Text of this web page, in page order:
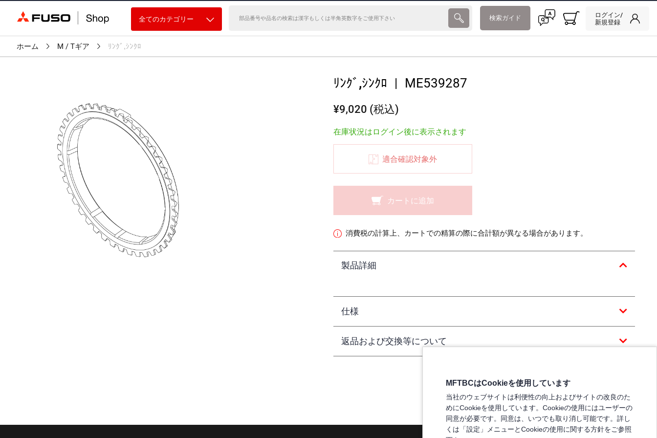
全てのカテゴリー 検索ガイド
ログイン/
新規登録
ホーム M / Tギア ﾘﾝｸﾞ,ｼﾝｸﾛ
ﾘﾝｸﾞ,ｼﾝｸﾛ | ME539287
¥9,020 (税込)
在庫状況はログイン後に表示されます
適合確認対象外
カートに追加
消費税の計算上、カートでの精算の際に合計額が異なる場合があります。
製品詳細
仕様
返品および交換等について
MFTBCはCookieを使用しています
当社のウェブサイトは利便性の向上およびサイトの改良のた
めにCookieを使用しています。Cookieの使用にはユーザーの
同意が必要です。同意は、いつでも取り消し可能です。詳し
くは「設定」メニューとCookieの使用に関する方針をご参照